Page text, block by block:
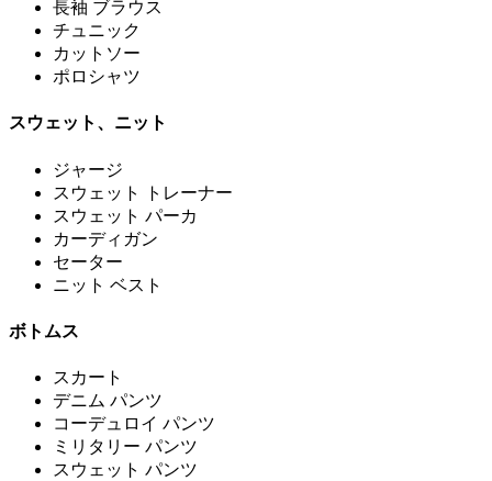
長袖 ブラウス
チュニック
カットソー
ポロシャツ
スウェット、ニット
ジャージ
スウェット トレーナー
スウェット パーカ
カーディガン
セーター
ニット ベスト
ボトムス
スカート
デニム パンツ
コーデュロイ パンツ
ミリタリー パンツ
スウェット パンツ